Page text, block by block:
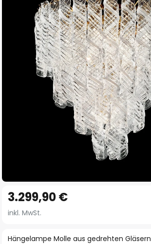
Bildgalerie
springen
Anfang
der
springen
Hängelampe Molle aus gedrehten Gläsern
3.299,90 €
inkl. MwSt.